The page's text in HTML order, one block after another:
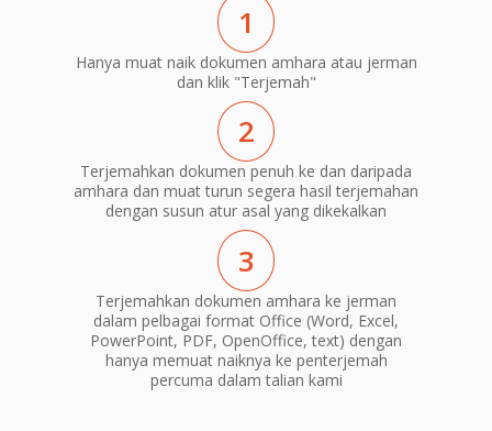
1
Hanya muat naik dokumen amhara atau jerman
dan klik "Terjemah"
2
Terjemahkan dokumen penuh ke dan daripada
amhara dan muat turun segera hasil terjemahan
dengan susun atur asal yang dikekalkan
3
Terjemahkan dokumen amhara ke jerman
dalam pelbagai format Office (Word, Excel,
PowerPoint, PDF, OpenOffice, text) dengan
hanya memuat naiknya ke penterjemah
percuma dalam talian kami